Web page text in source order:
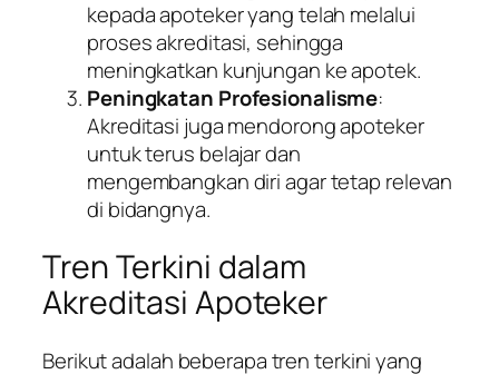
kepada apoteker yang telah melalui
proses akreditasi, sehingga
meningkatkan kunjungan ke apotek.
Peningkatan Profesionalisme:
Akreditasi juga mendorong apoteker
untuk terus belajar dan
mengembangkan diri agar tetap relevan
di bidangnya.
Tren Terkini dalam
Akreditasi Apoteker
Berikut adalah beberapa tren terkini yang